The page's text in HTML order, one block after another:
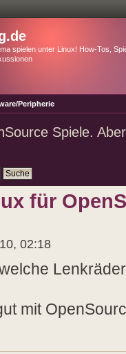
spielen unter Linux! How-Tos,
Peripherie
Spiele.
für
02:18
mit